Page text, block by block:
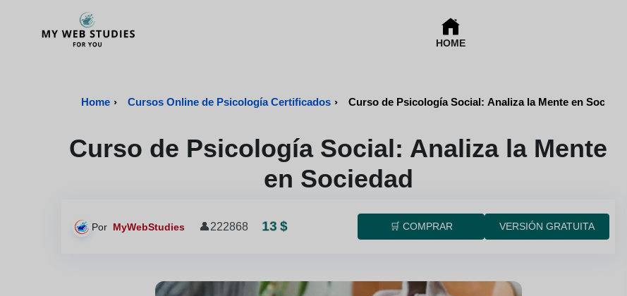
HOME
Home › Cursos Online de Psicología Certificados › Curso de Psicología Social: Analiza la Mente en Sociedad
Curso de Psicología Social: Analiza la Mente
en Sociedad
Por MyWebStudies 👤222868 13 $ 🛒 COMPRAR VERSIÓN GRATUITA